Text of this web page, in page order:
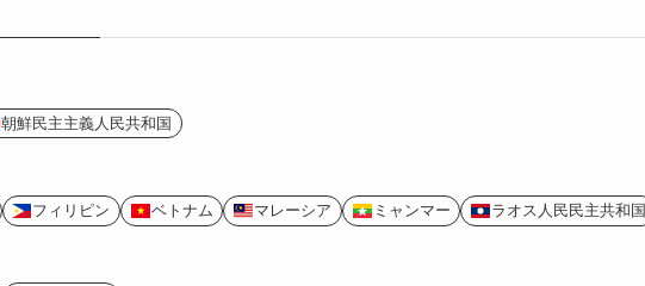
朝鮮民主主義人民共和国
フィリピン ベトナム マレーシア ミャンマー ラオス人民民主共和国